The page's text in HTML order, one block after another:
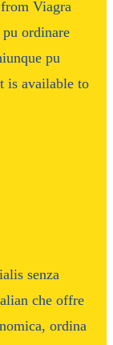
Viagra
ordinare
pu
is available to
senza
che offre
ordina